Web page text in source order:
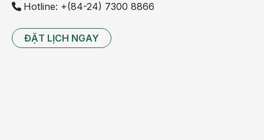
Hotline: +(84-24) 7300 8866
ĐẶT LỊCH NGAY